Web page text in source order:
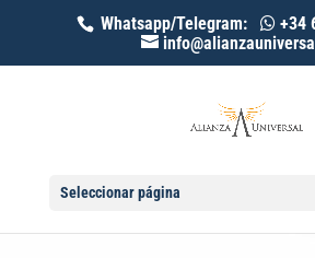
Whatsapp/Telegram:
+34
Seleccionar página